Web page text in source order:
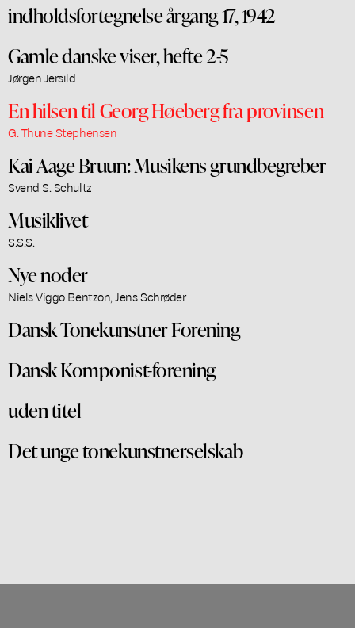
indholdsfortegnelse årgang 17, 1942
Gamle danske viser, hefte 2-5
Jørgen Jersild
En hilsen til Georg Høeberg fra provinsen
G. Thune Stephensen
Kai Aage Bruun: Musikens grundbegreber
Svend S. Schultz
Musiklivet
S.S.S.
Nye noder
Niels Viggo Bentzon, Jens Schrøder
Dansk Tonekunstner Forening
Dansk Komponist-forening
uden titel
Det unge tonekunstnerselskab